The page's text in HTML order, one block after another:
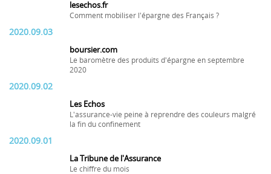
lesechos.fr
Comment mobiliser l'épargne des Français ?
2020.09.03
boursier.com
Le baromètre des produits d'épargne en septembre
2020
2020.09.02
Les Echos
L'assurance-vie peine à reprendre des couleurs malgré
la fin du confinement
2020.09.01
La Tribune de l'Assurance
Le chiffre du mois